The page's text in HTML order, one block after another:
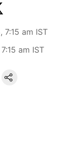
7:15 am IST
am IST